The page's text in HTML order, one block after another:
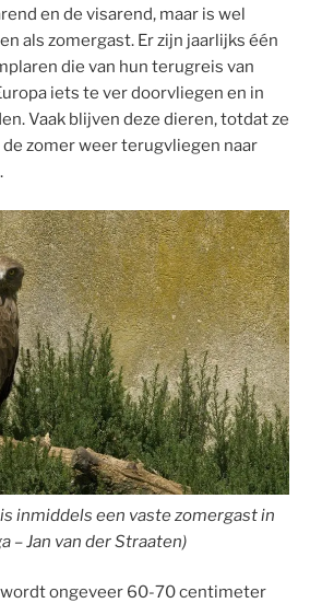
en de visarend, maar is wel
als zomergast. Er zijn jaarlijks één
die van hun terugreis van
iets te ver doorvliegen en in
Vaak blijven deze dieren, totdat ze
de zomer weer terugvliegen naar
inmiddels een vaste zomergast in
– Jan van der Straaten)
wordt ongeveer 60-70 centimeter